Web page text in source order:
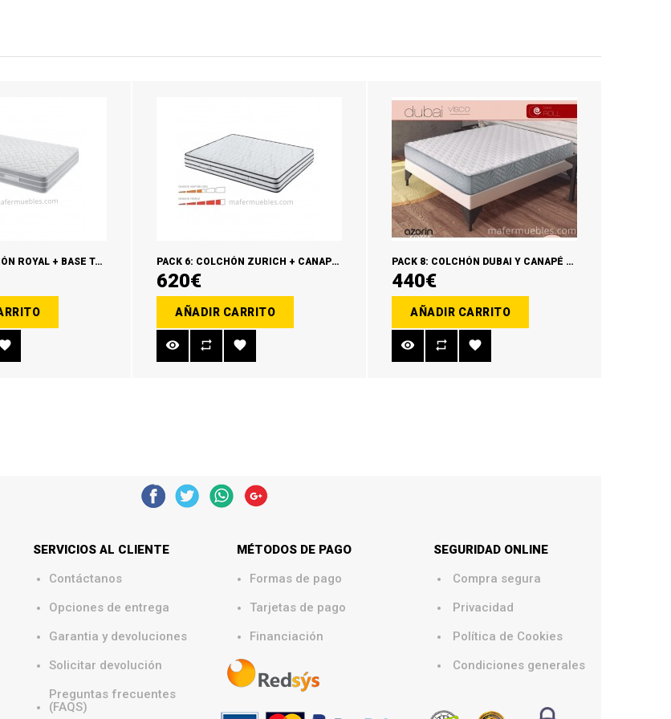
PACK 14: COLCHÓN ROYAL + BASE TAPIZADA + ALMOHADAS TACTO PLUMA PACK 6: COLCHÓN ZURICH + CANAPÉ MADERA + ALMOHADAS TACTO PLUMA
620€
AÑADIR CARRITO
PACK 8: COLCHÓN DUBAI Y CANAPÉ MADERA O ECOPIEL + ALMOHADAS REGALO
440€
AÑADIR CARRITO
SERVICIOS AL CLIENTE
Contáctanos
Opciones de entrega
Garantia y devoluciones
Solicitar devolución
Preguntas frecuentes
(FAQS)
MÉTODOS DE PAGO
Formas de pago
Tarjetas de pago
Financiación
SEGURIDAD ONLINE
Compra segura
Privacidad
Política de Cookies
Condiciones generales